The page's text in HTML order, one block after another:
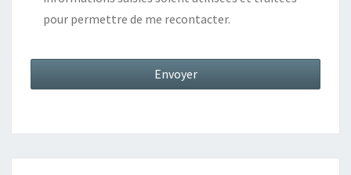
pour permettre de me recontacter.